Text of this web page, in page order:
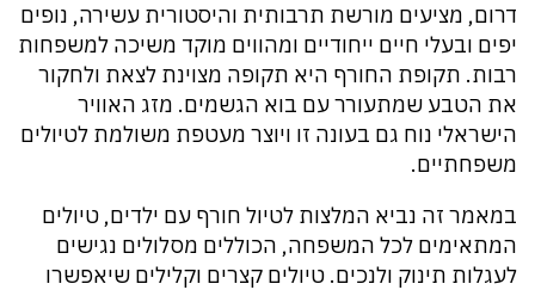
דרום, מציעים מורשת תרבותית והיסטורית עשירה, נופים
יפים ובעלי חיים ייחודיים ומהווים מוקד משיכה למשפחות
רבות. תקופת החורף היא תקופה מצוינת לצאת ולחקור
את הטבע שמתעורר עם בוא הגשמים. מזג האוויר
הישראלי נוח גם בעונה זו ויוצר מעטפת משולמת לטיולים
משפחתיים.
במאמר זה נביא המלצות לטיול חורף עם ילדים, טיולים
המתאימים לכל המשפחה, הכוללים מסלולים נגישים
לעגלות תינוק ולנכים. טיולים קצרים וקלילים שיאפשרו